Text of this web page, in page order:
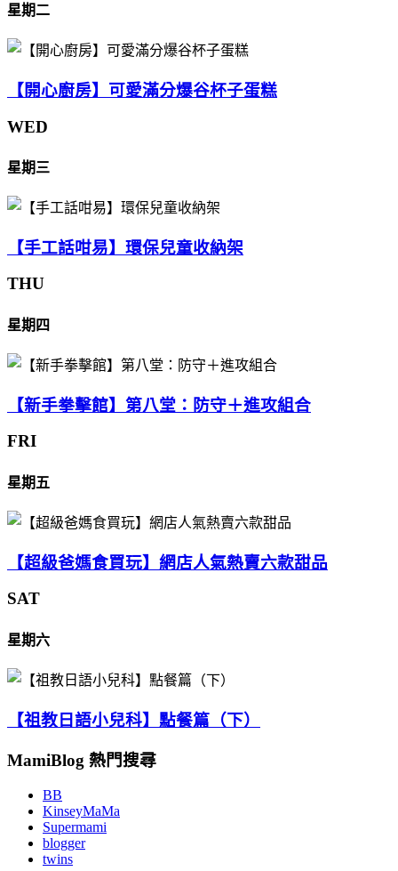
星期二
【開心廚房】可愛滿分爆谷杯子蛋糕
WED
星期三
【手工話咁易】環保兒童收納架
THU
星期四
【新手拳擊館】第八堂：防守＋進攻組合
FRI
星期五
【超級爸媽食買玩】網店人氣熱賣六款甜品
SAT
星期六
【祖教日語小兒科】點餐篇（下）
MamiBlog 熱門搜尋
BB
KinseyMaMa
Supermami
blogger
twins